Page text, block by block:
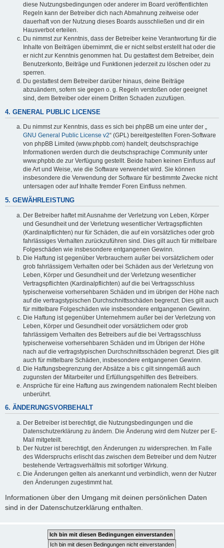
diese Nutzungsbedingungen oder anderer im Board veröffentlichten
Regeln kann der Betreiber dich nach Abmahnung zeitweise oder
dauerhaft von der Nutzung dieses Boards ausschließen und dir ein
Hausverbot erteilen.
Du nimmst zur Kenntnis, dass der Betreiber keine Verantwortung für die
Inhalte von Beiträgen übernimmt, die er nicht selbst erstellt hat oder die
er nicht zur Kenntnis genommen hat. Du gestattest dem Betreiber, dein
Benutzerkonto, Beiträge und Funktionen jederzeit zu löschen oder zu
sperren.
Du gestattest dem Betreiber darüber hinaus, deine Beiträge
abzuändern, sofern sie gegen o. g. Regeln verstoßen oder geeignet
sind, dem Betreiber oder einem Dritten Schaden zuzufügen.
4. GENERAL PUBLIC LICENSE
Du nimmst zur Kenntnis, dass es sich bei phpBB um eine unter der „
GNU General Public License v2“ (GPL) bereitgestellten Foren-Software
von phpBB Limited (www.phpbb.com) handelt; deutschsprachige
Informationen werden durch die deutschsprachige Community unter
www.phpbb.de zur Verfügung gestellt. Beide haben keinen Einfluss auf
die Art und Weise, wie die Software verwendet wird. Sie können
insbesondere die Verwendung der Software für bestimmte Zwecke nicht
untersagen oder auf Inhalte fremder Foren Einfluss nehmen.
5. GEWÄHRLEISTUNG
Der Betreiber haftet mit Ausnahme der Verletzung von Leben, Körper
und Gesundheit und der Verletzung wesentlicher Vertragspflichten
(Kardinalpflichten) nur für Schäden, die auf ein vorsätzliches oder grob
fahrlässiges Verhalten zurückzuführen sind. Dies gilt auch für mittelbare
Folgeschäden wie insbesondere entgangenen Gewinn.
Die Haftung ist gegenüber Verbrauchern außer bei vorsätzlichem oder
grob fahrlässigem Verhalten oder bei Schäden aus der Verletzung von
Leben, Körper und Gesundheit und der Verletzung wesentlicher
Vertragspflichten (Kardinalpflichten) auf die bei Vertragsschluss
typischerweise vorhersehbaren Schäden und im übrigen der Höhe nach
auf die vertragstypischen Durchschnittsschäden begrenzt. Dies gilt auch
für mittelbare Folgeschäden wie insbesondere entgangenen Gewinn.
Die Haftung ist gegenüber Unternehmern außer bei der Verletzung von
Leben, Körper und Gesundheit oder vorsätzlichem oder grob
fahrlässigem Verhalten des Betreibers auf die bei Vertragsschluss
typischerweise vorhersehbaren Schäden und im Übrigen der Höhe
nach auf die vertragstypischen Durchschnittsschäden begrenzt. Dies gilt
auch für mittelbare Schäden, insbesondere entgangenen Gewinn.
Die Haftungsbegrenzung der Absätze a bis c gilt sinngemäß auch
zugunsten der Mitarbeiter und Erfüllungsgehilfen des Betreibers.
Ansprüche für eine Haftung aus zwingendem nationalem Recht bleiben
unberührt.
6. ÄNDERUNGSVORBEHALT
Der Betreiber ist berechtigt, die Nutzungsbedingungen und die
Datenschutzerklärung zu ändern. Die Änderung wird dem Nutzer per E-
Mail mitgeteilt.
Der Nutzer ist berechtigt, den Änderungen zu widersprechen. Im Falle
des Widerspruchs erlischt das zwischen dem Betreiber und dem Nutzer
bestehende Vertragsverhältnis mit sofortiger Wirkung.
Die Änderungen gelten als anerkannt und verbindlich, wenn der Nutzer
den Änderungen zugestimmt hat.
Informationen über den Umgang mit deinen persönlichen Daten
sind in der Datenschutzerklärung enthalten.